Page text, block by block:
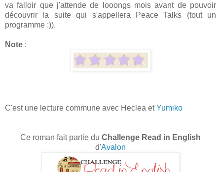
va falloir que j'attende de looongs mois avant de pouvoir
découvrir la suite qui s'appellera Peace Talks (tout un
programme :)).
Note :
C'est une lecture commune avec Heclea etYumiko
Ce roman fait partie du Challenge Read in English
d'Avalon